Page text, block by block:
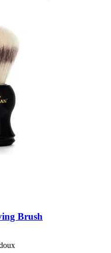
Brush